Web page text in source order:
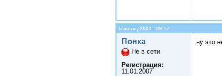
5 июля, 2007 - 09:17
Понка
Не в сети
Регистрация:
11.01.2007
ну это